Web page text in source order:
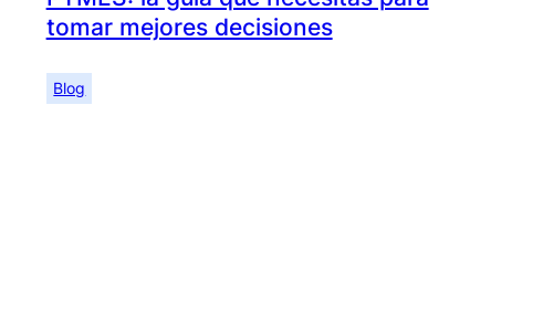
tomar mejores decisiones
Blog